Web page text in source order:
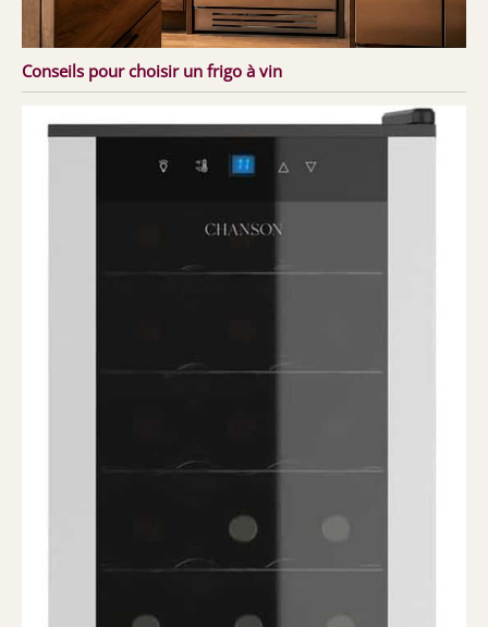
Conseils pour choisir un frigo à vin